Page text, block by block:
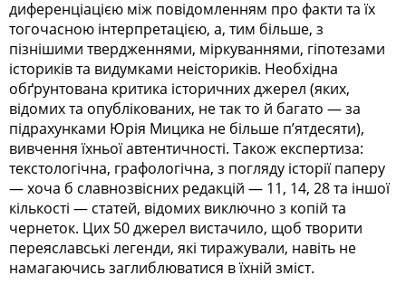
диференціацією між повідомленням про факти та їх
тогочасною інтерпретацією, а, тим більше, з
пізнішими твердженнями, міркуваннями, гіпотезами
істориків та видумками неісториків. Необхідна
обґрунтована критика історичних джерел (яких,
відомих та опублікованих, не так то й багато — за
підрахунками Юрія Мицика не більше п’ятдесяти),
вивчення їхньої автентичності. Також експертиза:
текстологічна, графологічна, з погляду історії паперу
— хоча б славнозвісних редакцій — 11, 14, 28 та іншої
кількості — статей, відомих виключно з копій та
чернеток. Цих 50 джерел вистачило, щоб творити
переяславські легенди, які тиражували, навіть не
намагаючись заглиблюватися в їхній зміст.